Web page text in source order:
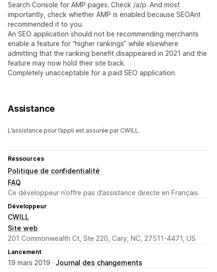
Search Console for AMP pages. Check /a/p. And most
importantly, check whether AMP is enabled because SEOAnt
recommended it to you.
An SEO application should not be recommending merchants
enable a feature for “higher rankings” while elsewhere
admitting that the ranking benefit disappeared in 2021 and the
feature may now hold their site back.
Completely unacceptable for a paid SEO application.
Assistance
L’assistance pour l’appli est assurée par CWILL.
Ressources
Politique de confidentialité
FAQ
Ce développeur n’offre pas d’assistance directe en Français.
Développeur
CWILL
Site web
201 Commonwealth Ct, Ste 220, Cary, NC, 27511-4471, US
Lancement
19 mars 2019 · Journal des changements